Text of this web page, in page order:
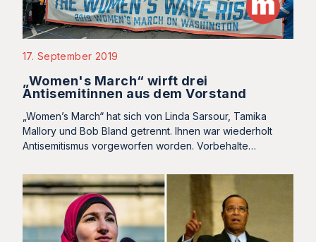
17. September 2019
„Women's March“ wirft drei
Antisemitinnen aus dem Vorstand
„Women’s March“ hat sich von Linda Sarsour, Tamika
Mallory und Bob Bland getrennt. Ihnen war wiederholt
Antisemitismus vorgeworfen worden. Vorbehalte…